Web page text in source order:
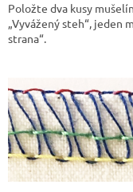
Položte dva kusy
„Vyvážený steh“, jeden
strana“.